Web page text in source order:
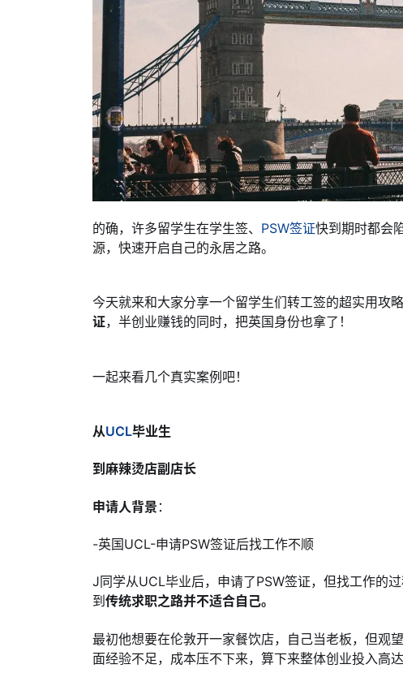
的确，许多留学生在学生签、 PSW签证快到期时都会
源，快速开启自己的永居之路。
今天就来和大家分享一个留学生们转工签的超实用攻
证，半创业赚钱的同时，把英国身份也拿了！
一起来看几个真实案例吧！
从UCL毕业生
到麻辣烫店副店长
申请人背景 ：
-英国UCL-申请PSW签证后找工作不顺
J同学从UCL毕业后，申请了PSW签证，但找工作的
到 传统求职之路并不适合自己。
最初他想要在伦敦开一家餐饮店，自己当老板，但观
面经验不足，成本压不下来，算下来整体创业投入高